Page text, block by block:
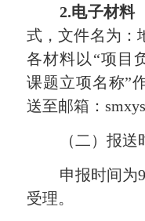
2.电子材料
式，文件名为：
各材料以“项目
课题立项名称”
送至邮箱 ：
（二）报送
申报时间为9
受理。